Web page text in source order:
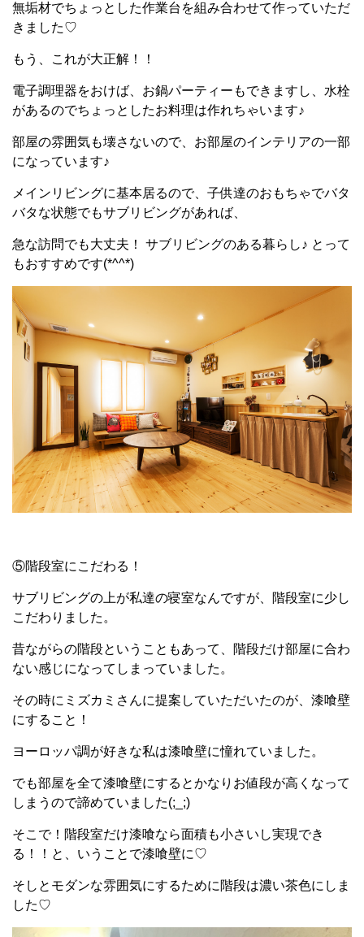
無垢材でちょっとした作業台を組み合わせて作っていただ
きました♡
もう、これが大正解！！
電子調理器をおけば、お鍋パーティーもできますし、水栓
があるのでちょっとしたお料理は作れちゃいます♪
部屋の雰囲気も壊さないので、お部屋のインテリアの一部
になっています♪
メインリビングに基本居るので、子供達のおもちゃでバタ
バタな状態でもサブリビングがあれば、
急な訪問でも大丈夫！ サブリビングのある暮らし♪ とって
もおすすめです(*^^*)
⑤階段室にこだわる！
サブリビングの上が私達の寝室なんですが、階段室に少し
こだわりました。
昔ながらの階段ということもあって、階段だけ部屋に合わ
ない感じになってしまっていました。
その時にミズカミさんに提案していただいたのが、漆喰壁
にすること！
ヨーロッパ調が好きな私は漆喰壁に憧れていました。
でも部屋を全て漆喰壁にするとかなりお値段が高くなって
しまうので諦めていました(;_;)
そこで！階段室だけ漆喰なら面積も小さいし実現でき
る！！と、いうことで漆喰壁に♡
そしとモダンな雰囲気にするために階段は濃い茶色にしま
した♡